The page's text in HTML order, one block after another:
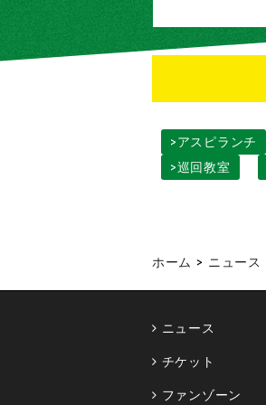
>アスピランチ
>巡回教室
ホーム > ニュース
ニュース
チケット
ファンゾーン